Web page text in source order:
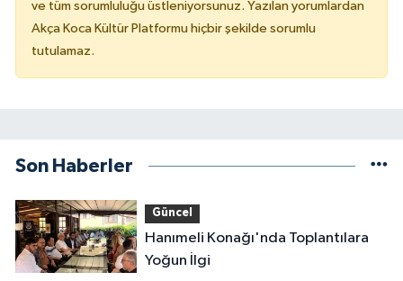
ve tüm sorumluluğu üstleniyorsunuz. Yazılan yorumlardan
Akça Koca Kültür Platformu hiçbir şekilde sorumlu
tutulamaz.
Son Haberler
Güncel
Hanımeli Konağı'nda Toplantılara
Yoğun İlgi